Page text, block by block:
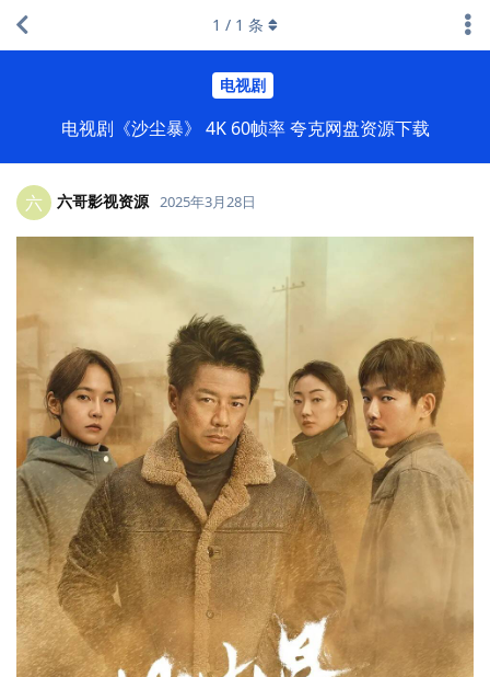
电视剧
电视剧《沙尘暴》 4K 60帧率 夸克网盘资源下载
1 / 1 条
六 六哥影视资源 2025年3月28日